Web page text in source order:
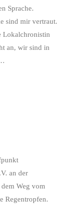
Sprache.
sind mir vertraut.
Lokal­chronistin
an, wir sind in
an der
dem Weg vom
Regentropfen.